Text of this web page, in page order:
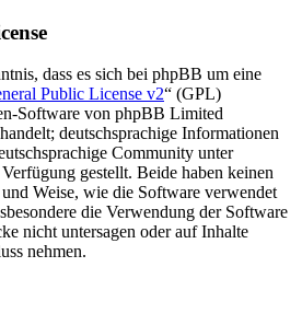
dass es sich bei phpBB um eine
Public License v2“ (GPL)
Software von phpBB Limited
deutschsprachige Informationen
Community unter
gestellt. Beide haben keinen
Weise, wie die Software verwendet
die Verwendung der Software
nicht untersagen oder auf Inhalte
nehmen.